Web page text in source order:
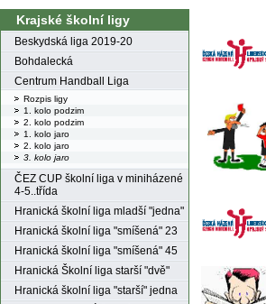
Krajské školní ligy
Beskydská liga 2019-20
Bohdalecká
Centrum Handball Liga
Rozpis ligy
1. kolo podzim
2. kolo podzim
1. kolo jaro
2. kolo jaro
3. kolo jaro
ČEZ CUP školní liga v miniházené
4-5..třída
Hranická školní liga mladší "jedna"
Hranická školní liga "smíšená" 23
Hranická školní liga "smíšená" 45
Hranická Školní liga starší "dvě"
Hranická školní liga "starší" jedna